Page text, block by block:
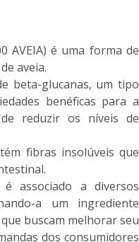
AVEIA) é uma forma de
aveia.
beta-glucanas, um tipo
benéficas para a
reduzir os níveis de
fibras insolúveis que
associado a diversos
a um ingrediente
buscam melhorar seu
dos consumidores